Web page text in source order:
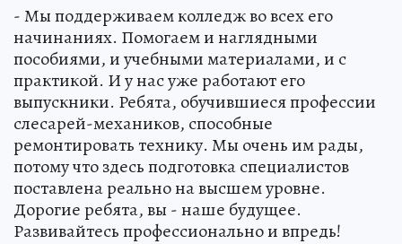
- Мы поддерживаем колледж во всех его
начинаниях. Помогаем и наглядными
пособиями, и учебными материалами, и с
практикой. И у нас уже работают его
выпускники. Ребята, обучившиеся профессии
слесарей-механиков, способные
ремонтировать технику. Мы очень им рады,
потому что здесь подготовка специалистов
поставлена реально на высшем уровне.
Дорогие ребята, вы - наше будущее.
Развивайтесь профессионально и впредь!